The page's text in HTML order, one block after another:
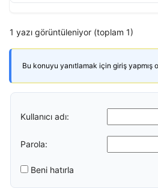
1 yazı görüntüleniyor (toplam 1)
Bu konuyu yanıtlamak için giriş yapmış
Kullanıcı adı:
Parola:
Beni hatırla